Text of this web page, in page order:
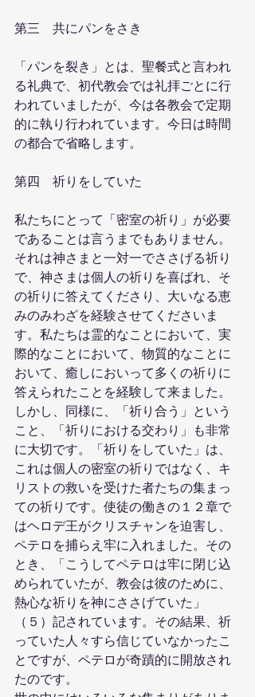
第三　共にパンをさき
「パンを裂き」とは、聖餐式と言われ
る礼典で、初代教会では礼拝ごとに行
われていましたが、今は各教会で定期
的に執り行われています。今日は時間
の都合で省略します。
第四　祈りをしていた
私たちにとって「密室の祈り」が必要
であることは言うまでもありません。
それは神さまと一対一でささげる祈り
で、神さまは個人の祈りを喜ばれ、そ
の祈りに答えてくださり、大いなる恵
みのみわざを経験させてくださいま
す。私たちは霊的なことにおいて、実
際的なことにおいて、物質的なことに
おいて、癒しにおいって多くの祈りに
答えられたことを経験して来ました。
しかし、同様に、「祈り合う」という
こと、「祈りにおける交わり」も非常
に大切です。「祈りをしていた」は、
これは個人の密室の祈りではなく、キ
リストの救いを受けた者たちの集まっ
ての祈りです。使徒の働きの１２章で
はヘロデ王がクリスチャンを迫害し、
ペテロを捕らえ牢に入れました。その
とき、「こうしてペテロは牢に閉じ込
められていたが、教会は彼のために、
熱心な祈りを神にささげていた」
（５）記されています。その結果、祈
っていた人々すら信じていなかったこ
とですが、ペテロが奇蹟的に開放され
たのです。